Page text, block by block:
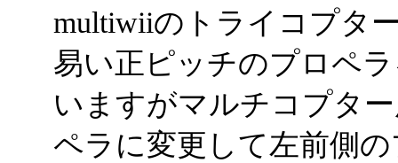
multiwiiのトライコプタ
易い正ピッチのプロペ
いますがマルチコプタ
ペラに変更して左前側